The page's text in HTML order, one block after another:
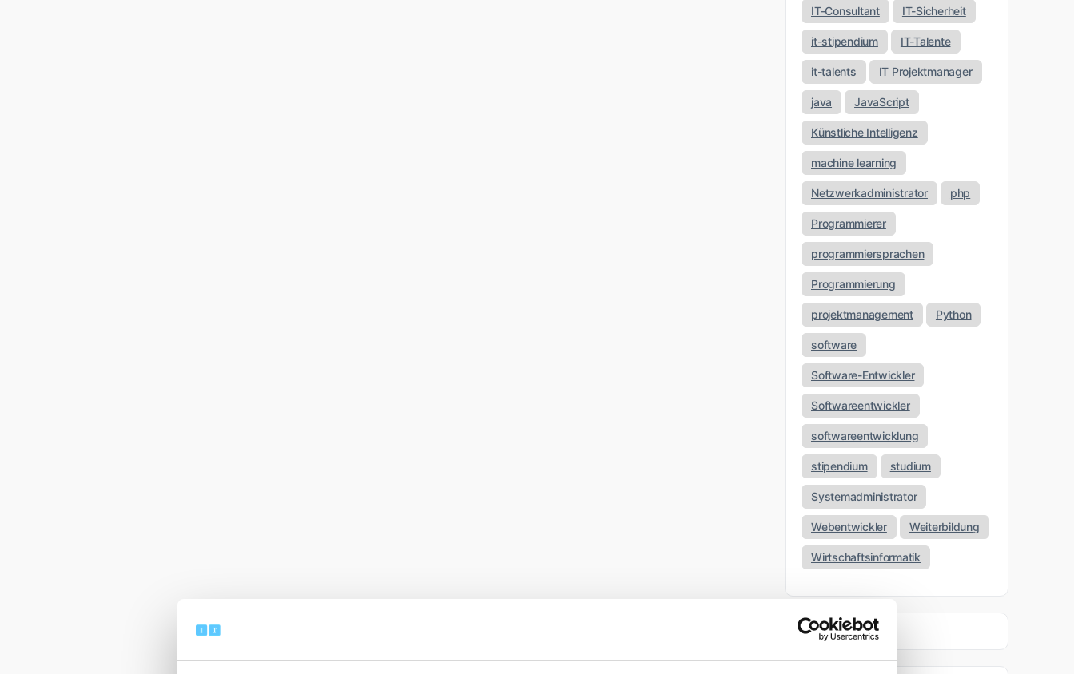
IT-Consultant IT-Sicherheit
it-stipendium IT-Talente
it-talents IT Projektmanager
java JavaScript
Künstliche Intelligenz
machine learning
Netzwerkadministrator php
Programmierer
programmiersprachen
Programmierung
projektmanagement Python
software
Software-Entwickler
Softwareentwickler
softwareentwicklung
stipendium studium
Systemadministrator
Webentwickler Weiterbildung
Wirtschaftsinformatik